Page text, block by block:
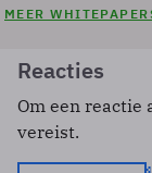
MEER
Reacties
Om een reactie
vereist.